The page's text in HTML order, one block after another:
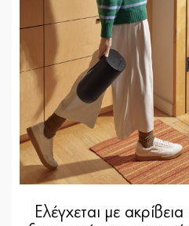
Ελέγχεται με